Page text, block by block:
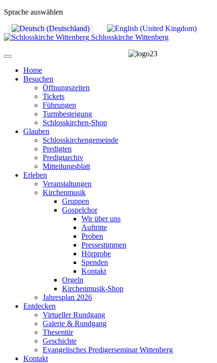
Sprache auswählen
Schlosskirche Wittenberg
Home
Besuchen
Öffnungszeiten
Tickets
Führungen
Turmbesteigung
Schlosskirchen-Shop
Glauben
Schlosskirchengemeinde
Predigten
Predigtarchiv
Mitteilungsblatt
Erleben
Veranstaltungen
Kirchenmusik
Gruppen
Gospelchor
Wir über uns
Auftritte
Proben
Pressestimmen
Hörprobe
Spenden
Kontakt
Orgeln
Kirchenmusik-Shop
Jahresplan 2026
Entdecken
Virtueller Rundgang
Galerie & Rundgang
Thesentür
Geschichte
Evangelisches Predigerseminar Wittenberg
Kontakt